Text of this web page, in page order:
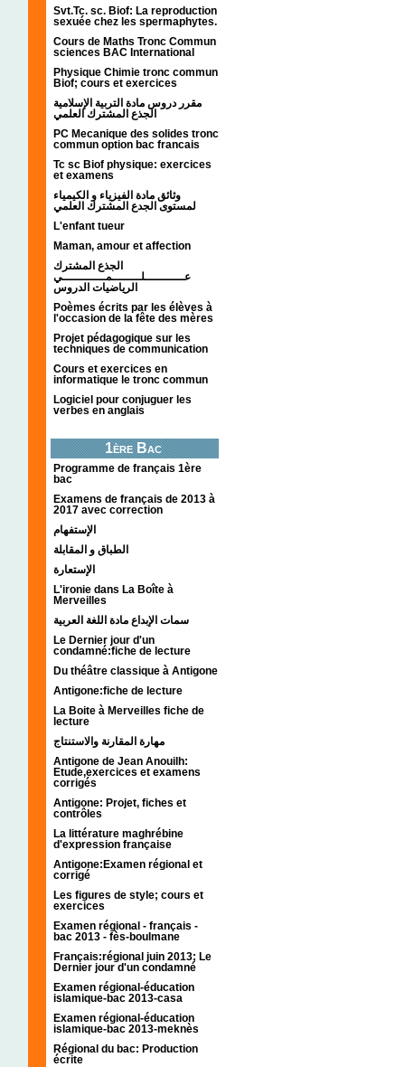
Svt.Tc. sc. Biof: La reproduction
sexuée chez les spermaphytes.
Cours de Maths Tronc Commun
sciences BAC International
Physique Chimie tronc commun
Biof; cours et exercices
مقرر دروس مادة التربية الإسلامية
الجذع المشترك العلمي
PC Mecanique des solides tronc
commun option bac francais
Tc sc Biof physique: exercices
et examens
وثائق مادة الفيزياء و الكيمياء
L'enfant tueur
Maman, amour et affection
الجذع المشترك
عـــــــــــلــــــــمــــــــــــي
الرياضيات الدروس
Poèmes écrits par les élèves à
l'occasion de la fête des mères
Projet pédagogique sur les
techniques de communication
Cours et exercices en
informatique le tronc commun
Logiciel pour conjuguer les
verbes en anglais
1ère Bac
Programme de français 1ère
bac
Examens de français de 2013 à
2017 avec correction
الإستفهام
الطباق و المقابلة
الإستعارة
L'ironie dans La Boîte à
Merveilles
سمات الإبداع مادة اللغة العربية
Le Dernier jour d'un
condamné:fiche de lecture
Du théâtre classique à Antigone
Antigone:fiche de lecture
La Boite à Merveilles fiche de
lecture
مهارة المقارنة والاستنتاج
Antigone de Jean Anouilh:
Etude,exercices et examens
corrigés
Antigone: Projet, fiches et
contrôles
La littérature maghrébine
d'expression française
Antigone:Examen régional et
corrigé
Les figures de style; cours et
exercices
Examen régional - français -
bac 2013 - fès-boulmane
Français:régional juin 2013; Le
Dernier jour d'un condamné
Examen régional-éducation
islamique-bac 2013-casa
Examen régional-éducation
islamique-bac 2013-meknès
Régional du bac: Production
écrite